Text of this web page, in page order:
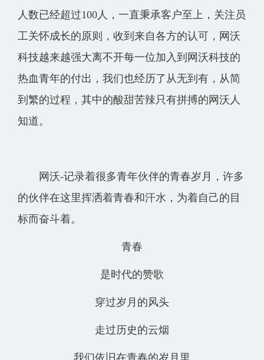
人数已经超过100人，一直秉承客户至上，关注员
工关怀成长的原则，收到来自各方的认可，网沃
科技越来越强大离不开每一位加入到网沃科技的
热血青年的付出，我们也经历了从无到有，从简
到繁的过程，其中的酸甜苦辣只有拼搏的网沃人
知道。
网沃-记录着很多青年伙伴的青春岁月，许多
的伙伴在这里挥洒着青春和汗水，为着自己的目
标而奋斗着。
青春
是时代的赞歌
穿过岁月的风头
走过历史的云烟
我们依旧在青春的岁月里